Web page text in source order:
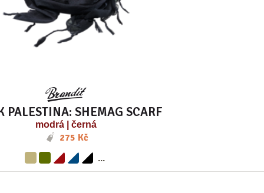
PALESTINA: SHEMAG SCARF
modrá | černá
275 Kč
...